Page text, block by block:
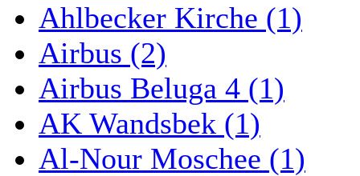
Ahlbecker Kirche (1)
Airbus (2)
Airbus Beluga 4 (1)
AK Wandsbek (1)
Al-Nour Moschee (1)